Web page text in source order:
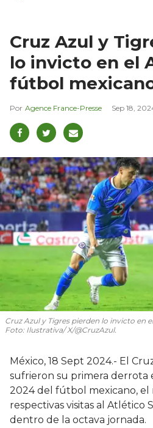
Cruz Azul y
lo invicto en el
fútbol
Agence France-Presse Sep 18,
Cruz Azul y Tigres pierden lo invicto en
Foto: Ilustrativa/ X/@CruzAzul.
México, 18 Sept 2024.- El
sufrieron su primera derrota
2024 del fútbol mexicano, el
respectivas visitas al Atlético
dentro de la octava jornada.